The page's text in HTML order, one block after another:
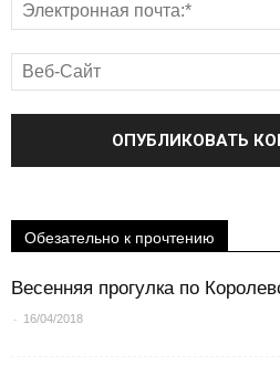
Обезательно к прочтению
Весенняя прогулка по
- 16/04/2018